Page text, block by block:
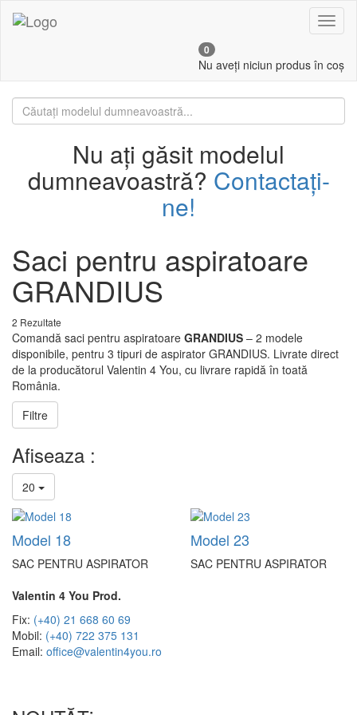
0
Nu aveți niciun produs în coș
Nu ați găsit modelul
dumneavoastră? Contactați-
ne!
Saci pentru aspiratoare
GRANDIUS
2 Rezultate
Comandă saci pentru aspiratoare GRANDIUS – 2 modele
disponibile, pentru 3 tipuri de aspirator GRANDIUS. Livrate direct
de la producătorul Valentin 4 You, cu livrare rapidă în toată
România.
Filtre
Afiseaza :
20
Model 18
SAC PENTRU ASPIRATOR
Model 23
SAC PENTRU ASPIRATOR
Valentin 4 You Prod.
Fix: (+40) 21 668 60 69
Mobil: (+40) 722 375 131
Email: office@valentin4you.ro